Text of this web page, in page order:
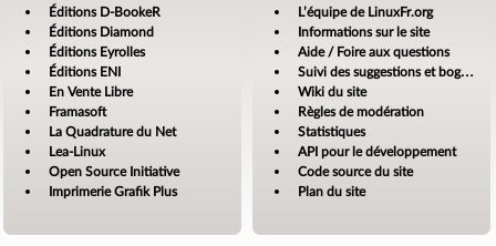
Éditions D-BookeR
Éditions Diamond
Éditions Eyrolles
Éditions ENI
En Vente Libre
Framasoft
La Quadrature du Net
Lea-Linux
Open Source Initiative
Imprimerie Grafik Plus
L’équipe de LinuxFr.org
Informations sur le site
Aide / Foire aux questions
Suivi des suggestions et bogues
Wiki du site
Règles de modération
Statistiques
API pour le développement
Code source du site
Plan du site